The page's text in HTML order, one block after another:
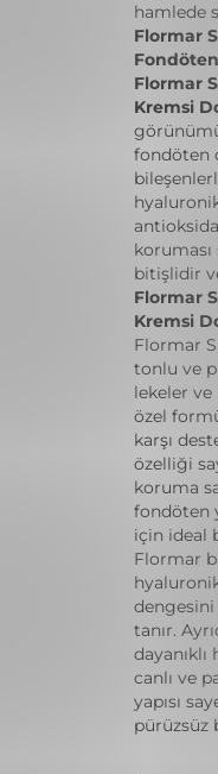
hamlede
Flormar
Flormar
Kremsi
fondöten
bitişlidir
Flormar
Kremsi
Flormar
tonlu ve
lekeler
özel
karşı
özelliği
koruma
fondöten
için ideal
Flormar
dengesini
tanır.
canlı ve
yapısı
pürüzsüz